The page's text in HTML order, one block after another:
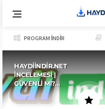
PROGRAM İNDIR
HAYDIINDIR.NET
İNCELEMESI |
GÜVENLI MI?…